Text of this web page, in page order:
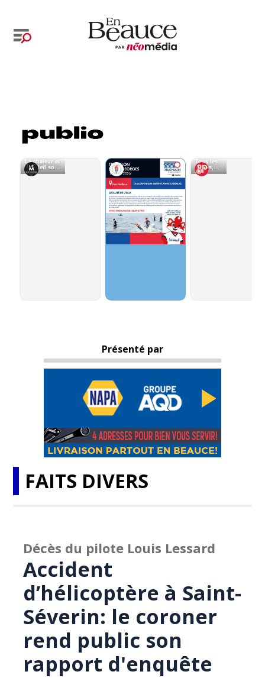
Présenté par
FAITS DIVERS
Décès du pilote Louis Lessard
Accident
d’hélicoptère à Saint-
Séverin: le coroner
rend public son
rapport d'enquête